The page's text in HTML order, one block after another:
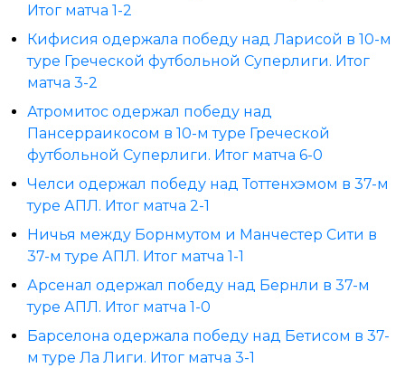
Итог матча 1-2
Кифисия одержала победу над Ларисой в 10-м
туре Греческой футбольной Суперлиги. Итог
матча 3-2
Атромитос одержал победу над
Пансерраикосом в 10-м туре Греческой
футбольной Суперлиги. Итог матча 6-0
Челси одержал победу над Тоттенхэмом в 37-м
туре АПЛ. Итог матча 2-1
Ничья между Борнмутом и Манчестер Сити в
37-м туре АПЛ. Итог матча 1-1
Арсенал одержал победу над Бернли в 37-м
туре АПЛ. Итог матча 1-0
Барселона одержала победу над Бетисом в 37-
м туре Ла Лиги. Итог матча 3-1